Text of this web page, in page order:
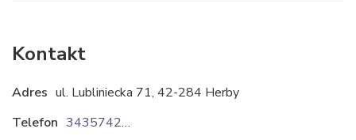
Kontakt
Adres ul. Lubliniecka 71, 42-284 Herby
Telefon
343574244